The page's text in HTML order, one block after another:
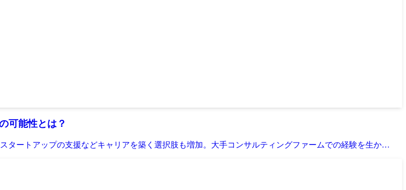
可能性とは？
タートアップの支援などキャリアを築く選択肢も増加。大手コンサルティングファームでの経験を生か…